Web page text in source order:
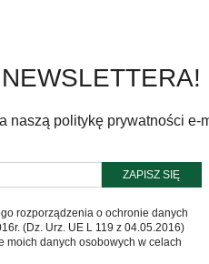
naszą politykę prywatności e-
ZAPISZ SIĘ
rozporządzenia o ochronie danych
(Dz. Urz. UE L 119 z 04.05.2016)
moich danych osobowych w celach